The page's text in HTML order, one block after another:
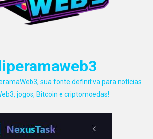
sua fonte definitiva para notícias
jogos, Bitcoin e criptomoedas!